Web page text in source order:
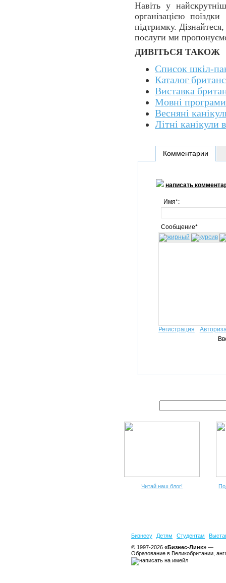
Навіть у
організацією
підтримку.
послуги ми
ДИВІТЬСЯ ТАКОЖ
Список шкіл-
Каталог
Виставка
Мовні програми
Весняні
Літні канікули
Комментарии
написать
Имя*:
Сообщение*
Регистрация
Читай наш блог!
Бизнесу Детям Студентам
© 1997-2026 «Бизнес-Линк» —
Образование в Великобритании,